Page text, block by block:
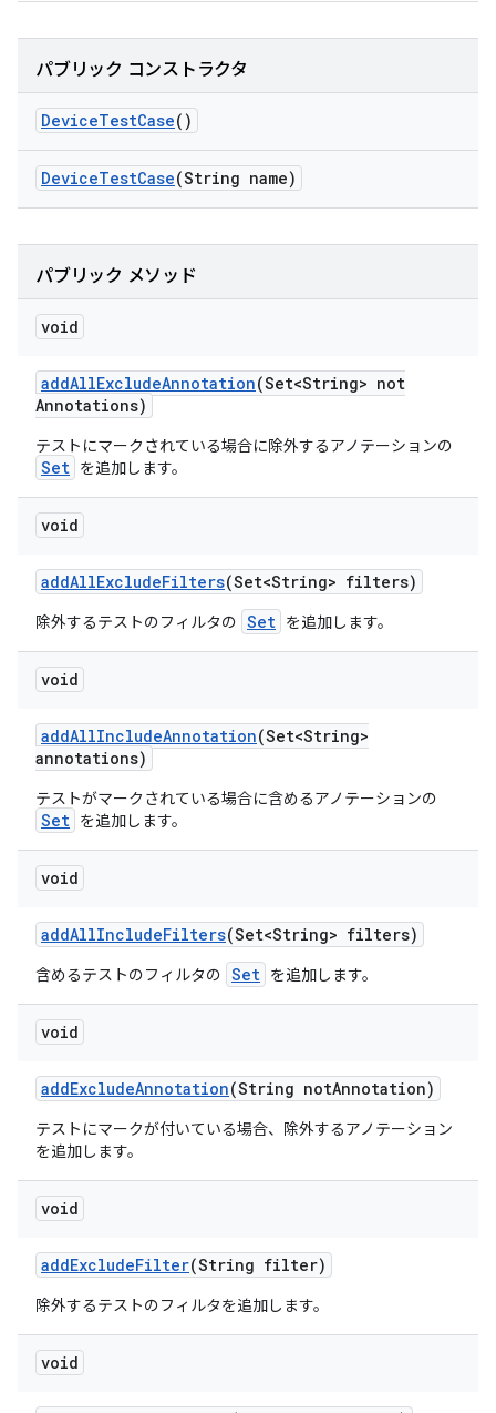
パブリック コンストラクタ
DeviceTestCase()
DeviceTestCase(String name)
パブリック メソッド
void
addAllExcludeAnnotation(Set<String> not
Annotations)
テストにマークされている場合に除外するアノテーションの
Set を追加します。
void
addAllExcludeFilters(Set<String> filters)
除外するテストのフィルタの Set を追加します。
void
addAllIncludeAnnotation(Set<String>
annotations)
テストがマークされている場合に含めるアノテーションの
Set を追加します。
void
addAllIncludeFilters(Set<String> filters)
含めるテストのフィルタの Set を追加します。
void
addExcludeAnnotation(String notAnnotation)
テストにマークが付いている場合、除外するアノテーション
を追加します。
void
addExcludeFilter(String filter)
除外するテストのフィルタを追加します。
void